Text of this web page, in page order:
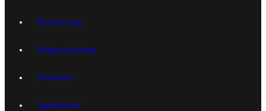
Reservierung
Wegbeschreibung
Newsletter
Jugendschutz